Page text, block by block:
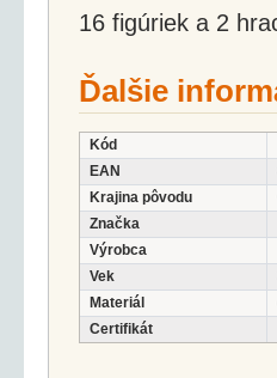
16 figúriek a 2
Ďalšie
Kód
EAN
Krajina pôvodu
Značka
Výrobca
Vek
Materiál
Certifikát